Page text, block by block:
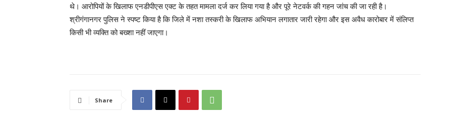
थे। आरोपियों के खिलाफ एनडीपीएस एक्ट के तहत मामला दर्ज कर लिया गया है और पूरे नेटवर्क की गहन जांच की जा रही है।
श्रीगंगानगर पुलिस ने स्पष्ट किया है कि जिले में नशा तस्करी के खिलाफ अभियान लगातार जारी रहेगा और इस अवैध कारोबार में संलिप्त
किसी भी व्यक्ति को बख्शा नहीं जाएगा।
Share